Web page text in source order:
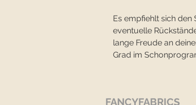
Es empfiehlt sich
eventuelle
lange Freude an
Grad im
FANCYFABRICS